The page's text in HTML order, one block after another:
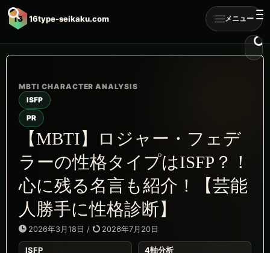
16 16type-seikaku.com メニュー
ISFP
PR
【MBTI】ロジャー・フェデ
ラーの性格タイプはISFP？！
心に残る名言も紹介！【芸能
人勝手に性格診断】
2026年3月18日 / 2026年7月20日
ISFP 4軸分析